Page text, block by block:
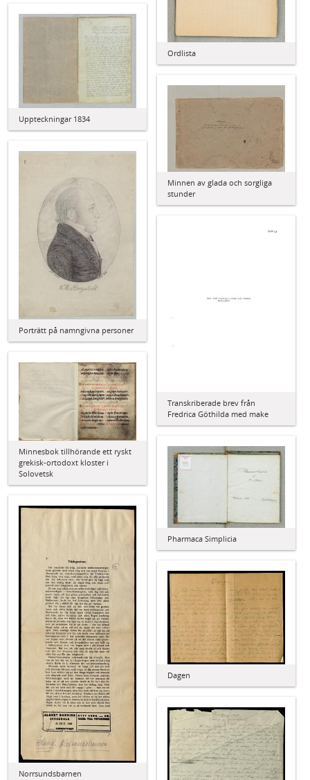
Ordlista
Uppteckningar 1834
Minnen av glada och sorgliga
stunder
Porträtt på namngivna personer
Transkriberade brev från
Fredrica Göthilda med make
Minnesbok tillhörande ett ryskt
grekisk-ortodoxt kloster i
Solovetsk
Pharmaca Simplicia
Norrsundsbarnen
Dagen